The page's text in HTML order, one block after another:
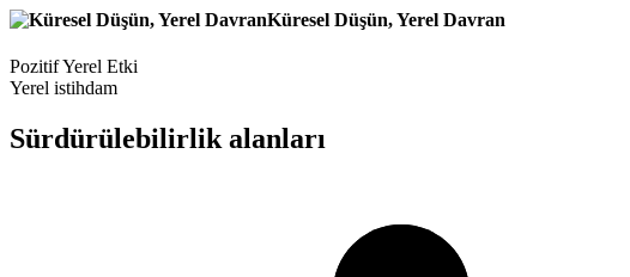
Küresel Düşün, Yerel Davran
Pozitif Yerel Etki
Yerel istihdam
Sürdürülebilirlik alanları